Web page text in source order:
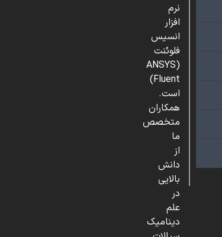
نرم
افزار
انسیس
فلوئنت
(ANSYS
Fluent)
است.
همکاران
متخصص
ما
از
دانش
بالایی
در
علم
دینامیک